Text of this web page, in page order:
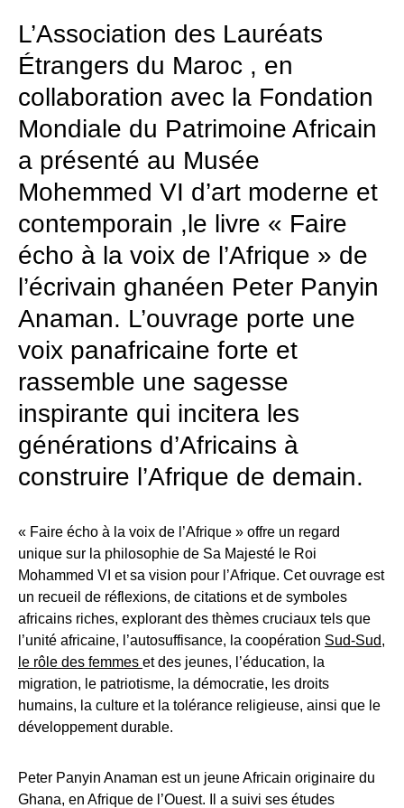
L’Association des Lauréats
Étrangers du Maroc , en
collaboration avec la Fondation
Mondiale du Patrimoine Africain
a présenté au Musée
Mohemmed VI d’art moderne et
contemporain ,le livre « Faire
écho à la voix de l’Afrique » de
l’écrivain ghanéen Peter Panyin
Anaman. L’ouvrage porte une
voix panafricaine forte et
rassemble une sagesse
inspirante qui incitera les
générations d’Africains à
construire l’Afrique de demain.
« Faire écho à la voix de l’Afrique » offre un regard
unique sur la philosophie de Sa Majesté le Roi
Mohammed VI et sa vision pour l’Afrique. Cet ouvrage est
un recueil de réflexions, de citations et de symboles
africains riches, explorant des thèmes cruciaux tels que
l’unité africaine, l’autosuffisance, la coopération Sud-Sud,
le rôle des femmes et des jeunes, l’éducation, la
migration, le patriotisme, la démocratie, les droits
humains, la culture et la tolérance religieuse, ainsi que le
développement durable.
Peter Panyin Anaman est un jeune Africain originaire du
Ghana, en Afrique de l’Ouest. Il a suivi ses études